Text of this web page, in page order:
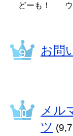
どーも！ ウエ
お問
メル
ツ